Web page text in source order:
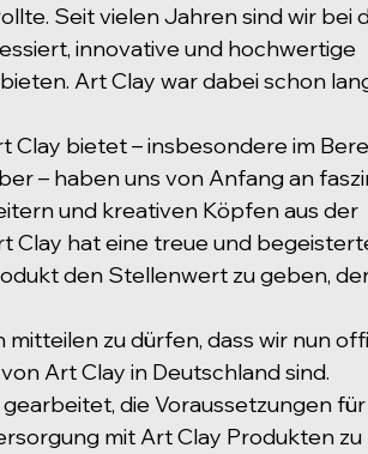
Seit vielen Jahren sind wir bei
innovative und hochwertige
Art Clay war dabei schon
Clay bietet – insbesondere im
– haben uns von Anfang an
und kreativen Köpfen aus der
Clay hat eine treue und
den Stellenwert zu geben,
zu dürfen, dass wir nun
Art Clay in Deutschland sind.
die Voraussetzungen
mit Art Clay Produkten zu